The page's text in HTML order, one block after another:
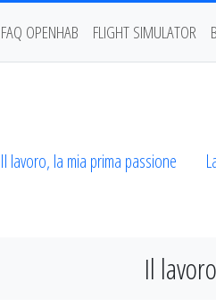
FAQ OPENHAB FLIGHT SIMULATOR
Il lavoro, la mia prima passione
Il